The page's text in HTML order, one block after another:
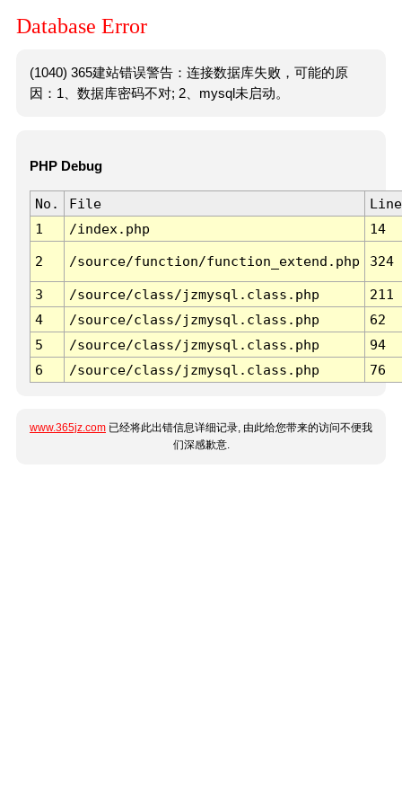
Database Error
(1040) 365建站错误警告：连接数据库失败，可能的原
因：1、数据库密码不对; 2、mysql未启动。
PHP Debug
No. File
Line
1
/index.php 14
2 /source/function/function_extend.php 324
3 /source/class/jzmysql.class.php
211
4
/source/class/jzmysql.class.php
62
5
/source/class/jzmysql.class.php
94
6
/source/class/jzmysql.class.php 76
www.365jz.com 已经将此出错信息详细记录, 由此给您带来的访问不便我
们深感歉意.